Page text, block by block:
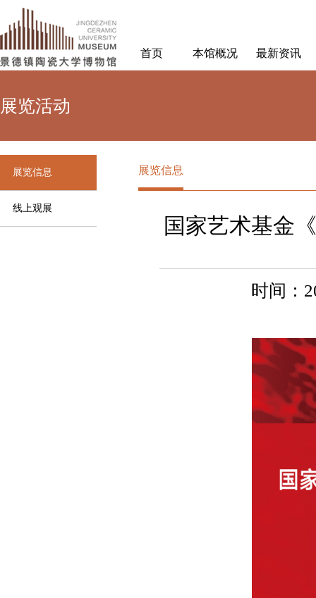
首页 本馆概况 最新资讯
展览活动
展览信息
线上观展
展览信息
国家艺术基金
时间：